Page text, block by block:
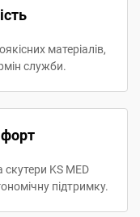
матеріалів,
служби.
KS MED
підтримку.